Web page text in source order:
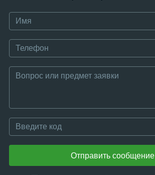
Отправить сообщение